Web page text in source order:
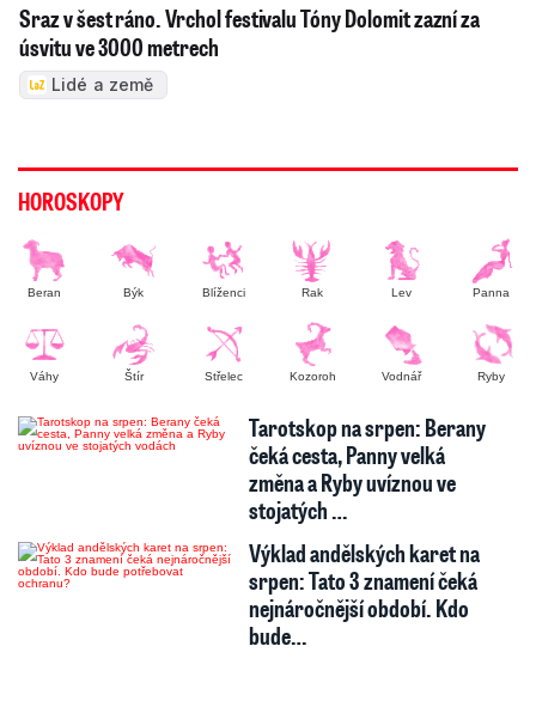
Sraz v šest ráno. Vrchol festivalu Tóny Dolomit zazní za
úsvitu ve 3000 metrech
Lidé a země
HOROSKOPY
Beran Býk Blíženci Rak Lev Panna
Váhy Štír Střelec Kozoroh Vodnář Ryby
Tarotskop na srpen: Berany
čeká cesta, Panny velká
změna a Ryby uvíznou ve
stojatých …
Výklad andělských karet na
srpen: Tato 3 znamení čeká
nejnáročnější období. Kdo
bude…